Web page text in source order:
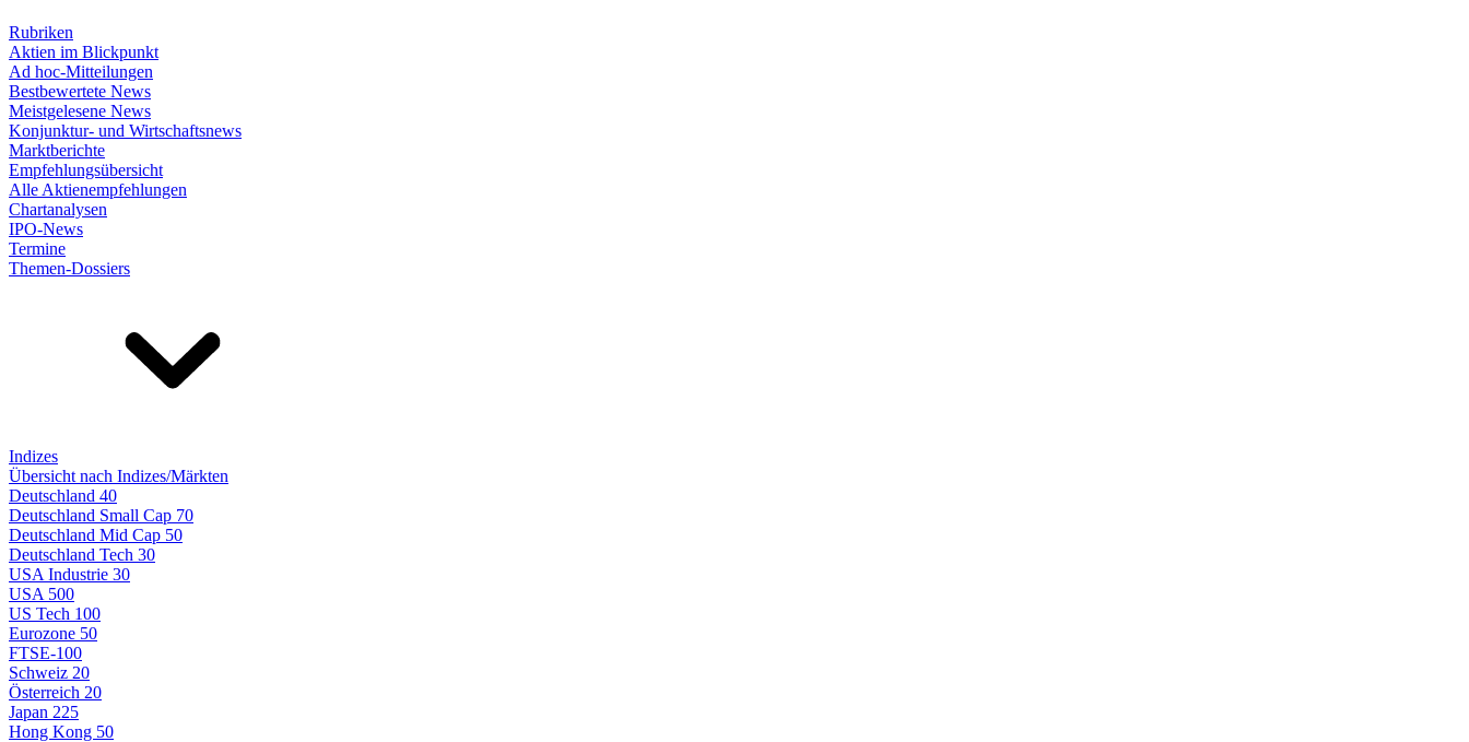
Rubriken
Aktien im Blickpunkt
Ad hoc-Mitteilungen
Bestbewertete News
Meistgelesene News
Konjunktur- und Wirtschaftsnews
Marktberichte
Empfehlungsübersicht
Alle Aktienempfehlungen
Chartanalysen
IPO-News
Termine
Themen-Dossiers
Indizes
Übersicht nach Indizes/Märkten
Deutschland 40
Deutschland Small Cap 70
Deutschland Mid Cap 50
Deutschland Tech 30
USA Industrie 30
USA 500
US Tech 100
Eurozone 50
FTSE-100
Schweiz 20
Österreich 20
Japan 225
Hong Kong 50